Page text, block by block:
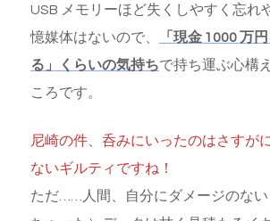
USB メモリーほど失くしやすく忘れ
憶媒体はないので、
「現金 1000 万
る」くらいの気持ちで持ち運ぶ心構
ころです。
尼崎の件、呑みにいったのはさすが
ないギルティですね！
ただ……人間、自分にダメージのない